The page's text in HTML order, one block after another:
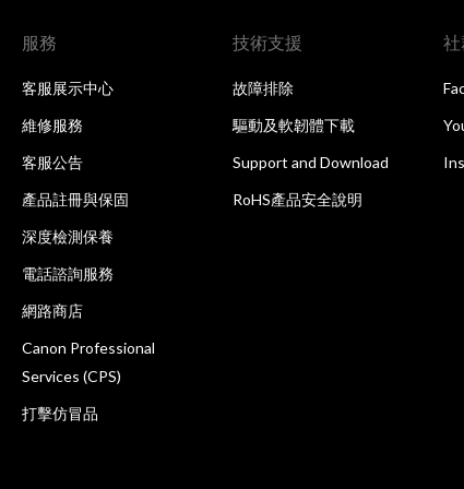
服務
客服展示中心
維修服務
客服公告
產品註冊與保固
深度檢測保養
電話諮詢服務
網路商店
Canon Professional
Services (CPS)
打擊仿冒品
技術支援
故障排除
驅動及軟韌體下載
Support and Download
RoHS產品安全說明